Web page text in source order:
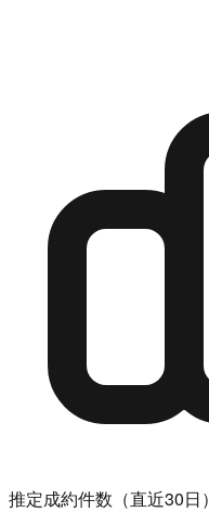
推定成約件数（直近30日）